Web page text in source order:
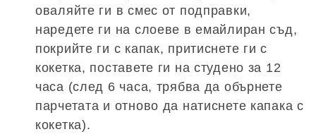
оваляйте ги в смес от подправки,
наредете ги на слоеве в емайлиран съд,
покрийте ги с капак, притиснете ги с
кокетка, поставете ги на студено за 12
часа (след 6 часа, трябва да обърнете
парчетата и отново да натиснете капака с
кокетка).